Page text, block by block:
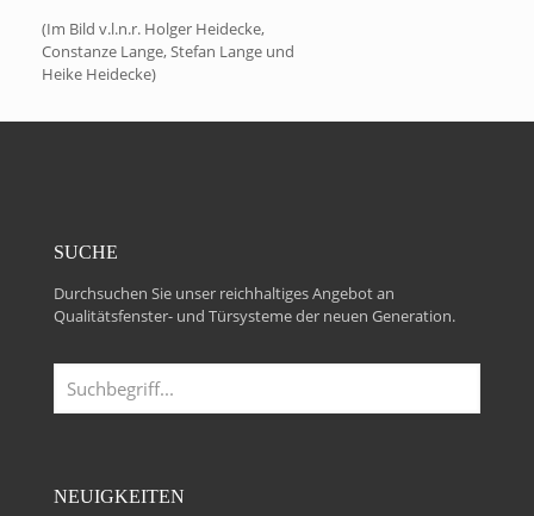
(Im Bild v.l.n.r. Holger Heidecke,
Constanze Lange, Stefan Lange und
Heike Heidecke)
SUCHE
Durchsuchen Sie unser reichhaltiges Angebot an
Qualitätsfenster- und Türsysteme der neuen Generation.
NEUIGKEITEN